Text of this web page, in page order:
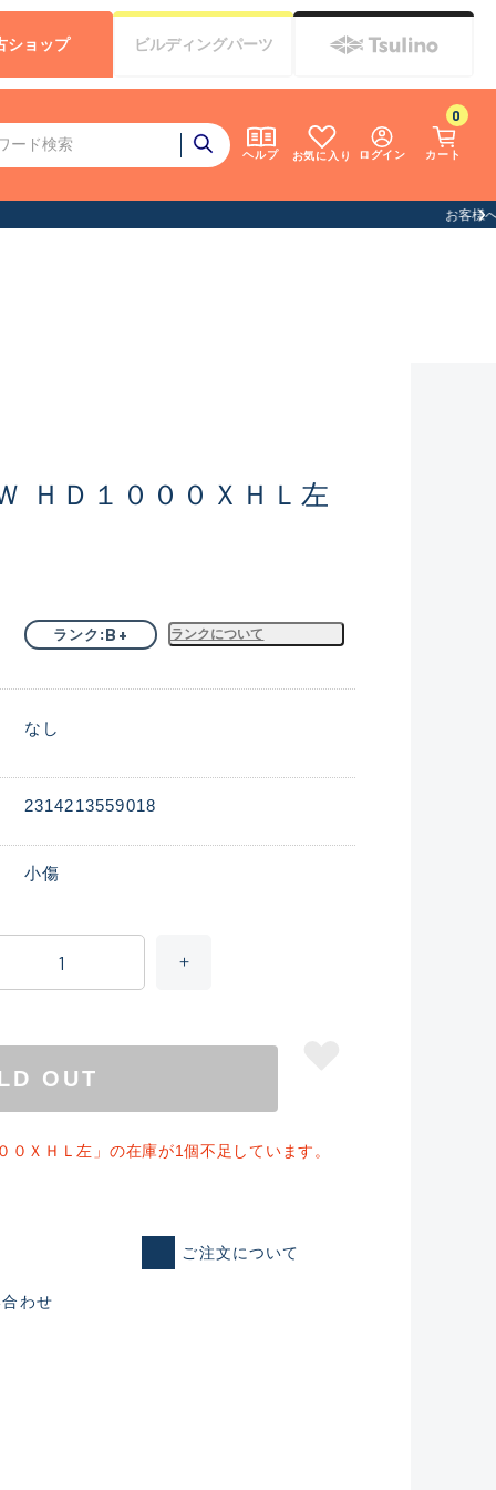
ヘルプ お気に入り ログイン カート
0
ショップ ビルディングパーツ
ＨＤ１０００ＸＨＬ左
ランク B+ ランクについて
なし
2314213559018
小傷
OUT
０ＸＨＬ左」の在庫が1個不足しています。
ご注文について
わせ